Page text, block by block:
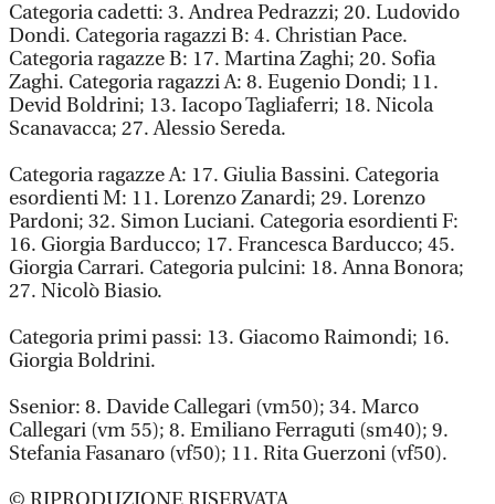
Categoria cadetti: 3. Andrea Pedrazzi; 20. Ludovido
Dondi. Categoria ragazzi B: 4. Christian Pace.
Categoria ragazze B: 17. Martina Zaghi; 20. Sofia
Zaghi. Categoria ragazzi A: 8. Eugenio Dondi; 11.
Devid Boldrini; 13. Iacopo Tagliaferri; 18. Nicola
Scanavacca; 27. Alessio Sereda.
Categoria ragazze A: 17. Giulia Bassini. Categoria
esordienti M: 11. Lorenzo Zanardi; 29. Lorenzo
Pardoni; 32. Simon Luciani. Categoria esordienti F:
16. Giorgia Barducco; 17. Francesca Barducco; 45.
Giorgia Carrari. Categoria pulcini: 18. Anna Bonora;
27. Nicolò Biasio.
Categoria primi passi: 13. Giacomo Raimondi; 16.
Giorgia Boldrini.
Ssenior: 8. Davide Callegari (vm50); 34. Marco
Callegari (vm 55); 8. Emiliano Ferraguti (sm40); 9.
Stefania Fasanaro (vf50); 11. Rita Guerzoni (vf50).